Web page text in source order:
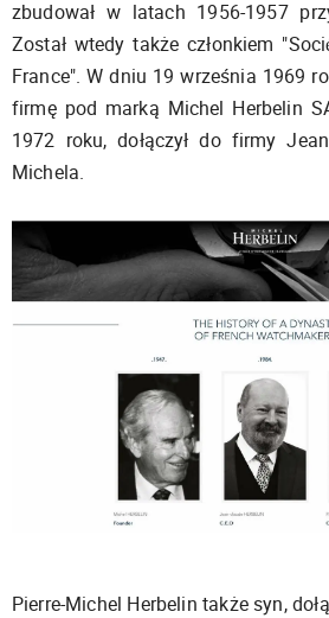
zbudował w latach 1956-1957
Został wtedy także członkiem
France". W dniu 19 września 1969
firmę pod marką Michel Herbelin
1972 roku, dołączył do firmy
Michela.
Pierre-Michel Herbelin także syn,